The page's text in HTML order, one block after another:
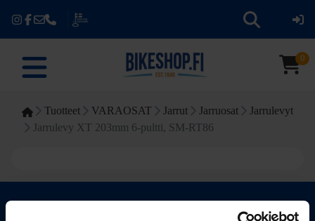
0
Tuotteet VARAOSAT Jarrut Jarruosat
Jarrulevyt
Jarrulevy XT 203mm 6-pultti, SM-RT86